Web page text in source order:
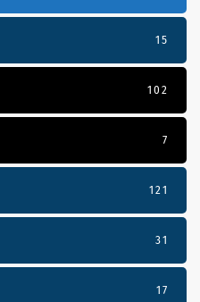
15
102
7
121
31
17